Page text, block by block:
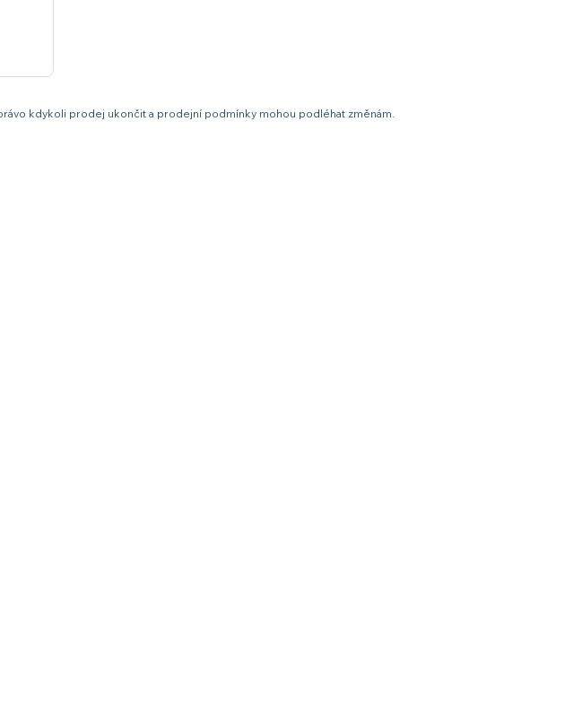
kdykoli prodej ukončit a prodejní podmínky mohou podléhat změnám.